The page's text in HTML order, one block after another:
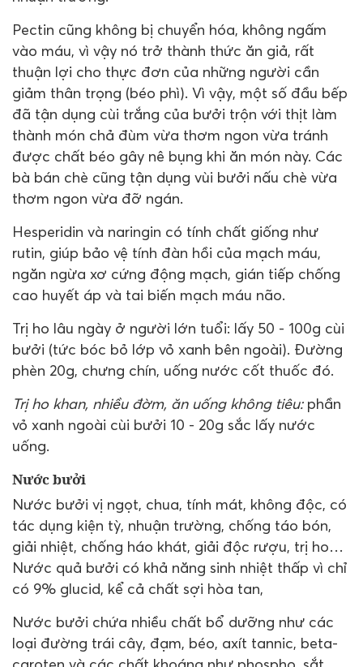
Pectin cũng không bị chuyển hóa, không ngấm
vào máu, vì vậy nó trở thành thức ăn giả, rất
thuận lợi cho thực đơn của những người cần
giảm thân trọng (béo phì). Vì vậy, một số đầu bếp
đã tận dụng cùi trắng của bưởi trộn với thịt làm
thành món chả đùm vừa thơm ngon vừa tránh
được chất béo gây nê bụng khi ăn món này. Các
bà bán chè cũng tận dụng vùi bưởi nấu chè vừa
thơm ngon vừa đỡ ngán.
Hesperidin và naringin có tính chất giống như
rutin, giúp bảo vệ tính đàn hồi của mạch máu,
ngăn ngừa xơ cứng động mạch, gián tiếp chống
cao huyết áp và tai biến mạch máu não.
Trị ho lâu ngày ở người lớn tuổi: lấy 50 - 100g cùi
bưởi (tức bóc bỏ lớp vỏ xanh bên ngoài). Đường
phèn 20g, chưng chín, uống nước cốt thuốc đó.
Trị ho khan, nhiều đờm, ăn uống không tiêu: phần
vỏ xanh ngoài cùi bưởi 10 - 20g sắc lấy nước
uống.
Nước bưởi
Nước bưởi vị ngọt, chua, tính mát, không độc, có
tác dụng kiện tỳ, nhuận trường, chống táo bón,
giải nhiệt, chống háo khát, giải độc rượu, trị ho…
Nước quả bưởi có khả năng sinh nhiệt thấp vì chỉ
có 9% glucid, kể cả chất sợi hòa tan,
Nước bưởi chứa nhiều chất bổ dưỡng như các
loại đường trái cây, đạm, béo, axít tannic, beta-